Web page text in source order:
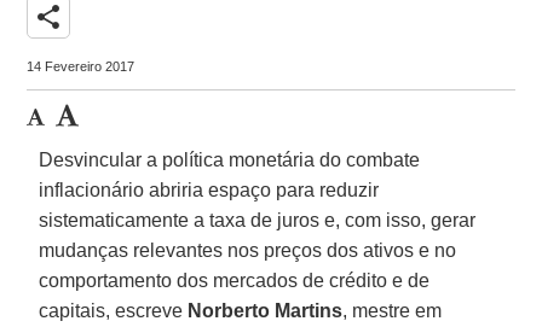
share
14 Fevereiro 2017
Desvincular a política monetária do combate
inflacionário abriria espaço para reduzir
sistematicamente a taxa de juros e, com isso, gerar
mudanças relevantes nos preços dos ativos e no
comportamento dos mercados de crédito e de
capitais, escreve Norberto Martins, mestre em